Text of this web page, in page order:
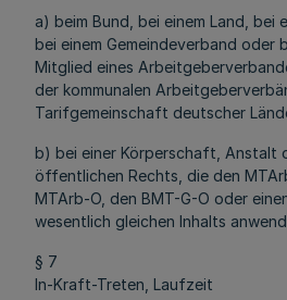
a) beim Bund, bei einem Land, bei
bei einem Gemeindeverband oder
Mitglied eines
der kommunalen
Tarifgemeinschaft deutscher
b) bei einer Körperschaft, Anstalt
öffentlichen Rechts, die den
MTArb-O, den BMT-G-O oder
wesentlich gleichen Inhalts
§ 7
In-Kraft-Treten, Laufzeit